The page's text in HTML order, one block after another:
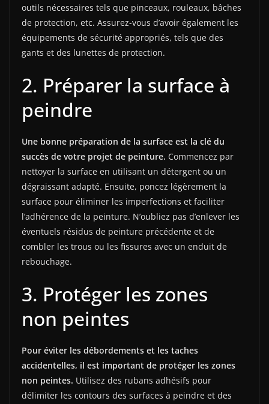
outils nécessaires tels que pinceaux, rouleaux, bâches
de protection, etc. Assurez-vous d’avoir également les
équipements de sécurité appropriés, tels que des
gants et des lunettes de protection.
2. Préparer la surface à
peindre
Une bonne préparation de la surface est la clé du
succès de votre projet de peinture. Commencez par
nettoyer la surface en utilisant un détergent ou un
dégraissant adapté. Ensuite, poncez légèrement la
surface pour éliminer les imperfections et faciliter
l’adhérence de la peinture. N’oubliez pas d’enlever les
éventuels résidus de peinture précédente et de
combler les trous ou les fissures avec un enduit de
rebouchage.
3. Protéger les zones
non peintes
Pour éviter les débordements et les taches
accidentelles, il est important de protéger les zones
non peintes. Utilisez des rubans adhésifs pour
délimiter les contours des surfaces à peindre et des